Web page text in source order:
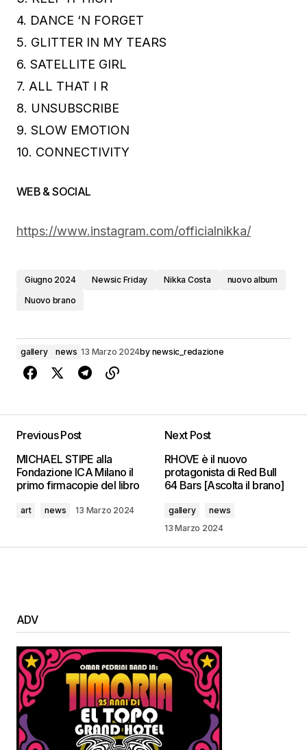
4. DANCE ‘N FORGET
5. GLITTER IN MY TEARS
6. SATELLITE GIRL
7. ALL THAT I R
8. UNSUBSCRIBE
9. SLOW EMOTION
10. CONNECTIVITY
WEB & SOCIAL
https://www.instagram.com/officialnikka/
Giugno 2024 Newsic Friday Nikka Costa
nuovo album
Nuovo brano
gallery news 13 Marzo 2024by newsic_redazione
Previous Post
MICHAEL STIPE alla
Fondazione ICA Milano il
primo firmacopie del libro
art news 13 Marzo 2024
Next Post
RHOVE è il nuovo
protagonista di Red Bull
64 Bars [Ascolta il brano]
gallery
news
13 Marzo 2024
ADV